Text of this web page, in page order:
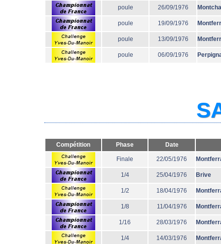
poule 26/09/1976
poule 19/09/1976
poule 13/09/1976
poule 06/09/1976
Compétition Phase Date
Finale 22/05/1976
1/4 25/04/1976 Brive
1/2 18/04/1976
1/8 11/04/1976
1/16 28/03/1976
1/4 14/03/1976